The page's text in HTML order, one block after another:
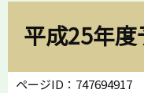
平成25年
ページID：747694917